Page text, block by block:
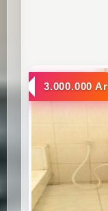
a louer
3.000.000 Ar